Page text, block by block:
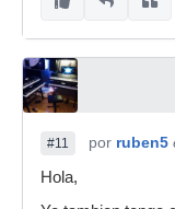
#11 por ruben5
Hola,